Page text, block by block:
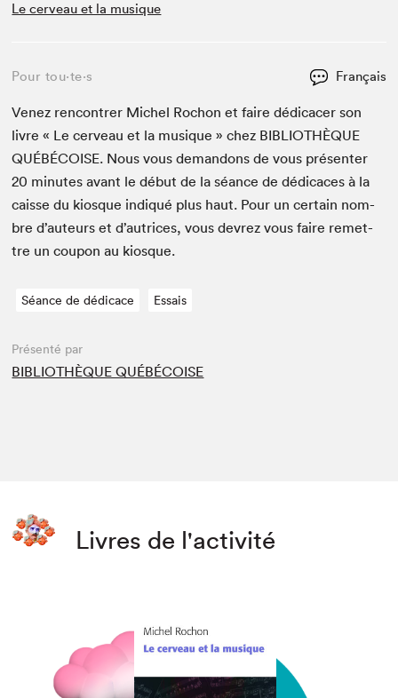
Le cerveau et la musique
Pour tou⋅te⋅s Français
Venez ren­con­tr­er Michel Rochon et faire dédi­cac­er son
livre « Le cerveau et la musique » chez BIB­LIO­THÈQUE
QUÉBÉ­COISE. Nous vous deman­dons de vous présen­ter
20 min­utes avant le début de la séance de dédi­caces à la
caisse du kiosque indiqué plus haut. Pour un cer­tain nom­
bre d’auteurs et d’autrices, vous devrez vous faire remet­
tre un coupon au kiosque.
Séance de dédicace Essais
Présenté par
BIBLIOTHÈQUE QUÉBÉCOISE
Livres de l'activité